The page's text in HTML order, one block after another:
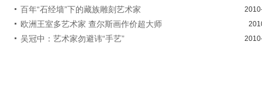
百年“石经墙”下的藏族雕刻艺术家
欧洲王室多艺术家 查尔斯画作价超大师
吴冠中：艺术家勿避讳“手艺”